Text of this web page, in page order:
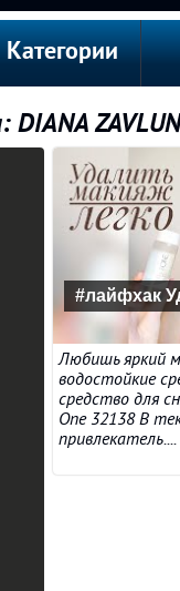
Категории
#лайфхак
Любишь яркий
водостойкие
средство для
One 32138 В
привлекатель....